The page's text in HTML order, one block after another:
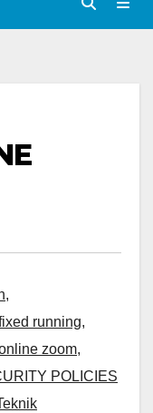
,
running,
zoom,
POLICIES